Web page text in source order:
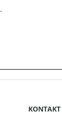
KONTAKT